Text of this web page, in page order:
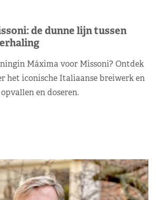
de dunne lijn tussen
Máxima voor Missoni? Ontdek
het iconische Italiaanse breiwerk en
en doseren.